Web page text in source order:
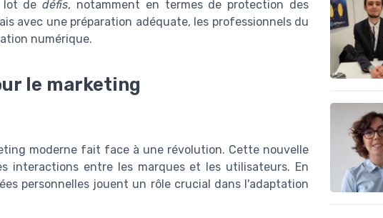
lot dedéfis, notamment en termes de protection des
avec une préparation adéquate, les professionnels du
numérique.
le marketing
moderne fait face à une révolution. Cette nouvelle
interactions entre les marques et les utilisateurs. En
personnelles jouent un rôle crucial dans l'adaptation